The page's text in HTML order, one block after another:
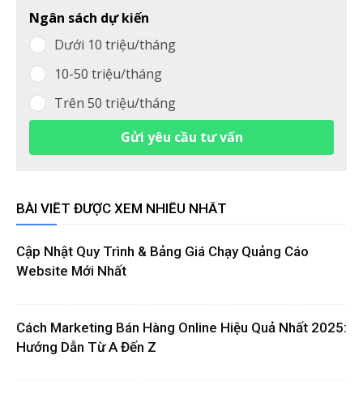
Ngân sách dự kiến
Dưới 10 triệu/tháng
10-50 triệu/tháng
Trên 50 triệu/tháng
Gửi yêu cầu tư vấn
BÀI VIẾT ĐƯỢC XEM NHIỀU NHẤT
Cập Nhật Quy Trình & Bảng Giá Chạy Quảng Cáo
Website Mới Nhất
Cách Marketing Bán Hàng Online Hiệu Quả Nhất 2025:
Hướng Dẫn Từ A Đến Z